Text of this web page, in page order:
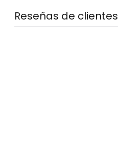
Reseñas de clientes